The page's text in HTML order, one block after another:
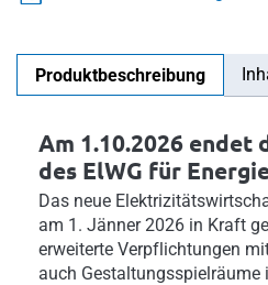
Produktbeschreibung
Am 1.10.2026 endet
des ElWG für
Das neue
am 1. Jänner 2026 in Kraft
erweiterte Verpflichtungen
auch Gestaltungsspielräume